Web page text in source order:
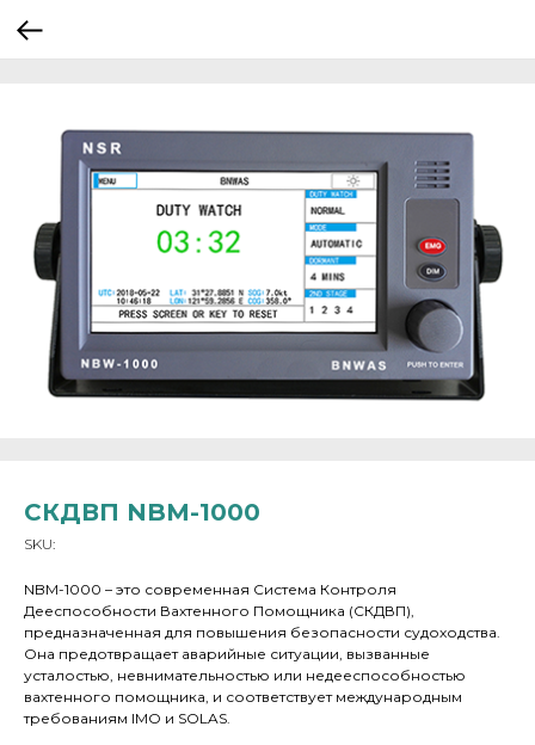
СКДВП NBM-1000
SKU:
NBM-1000 – это современная Система Контроля
Дееспособности Вахтенного Помощника (СКДВП),
предназначенная для повышения безопасности судоходства.
Она предотвращает аварийные ситуации, вызванные
усталостью, невнимательностью или недееспособностью
вахтенного помощника, и соответствует международным
требованиям IMO и SOLAS.